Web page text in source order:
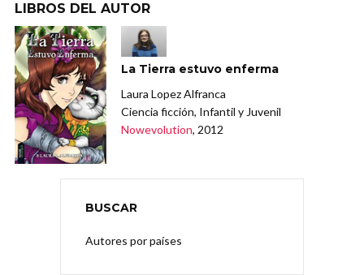
LIBROS DEL AUTOR
La Tierra estuvo enferma
Laura Lopez Alfranca
Ciencia ficción, Infantil y Juvenil
Nowevolution, 2012
BUSCAR
Autores por países